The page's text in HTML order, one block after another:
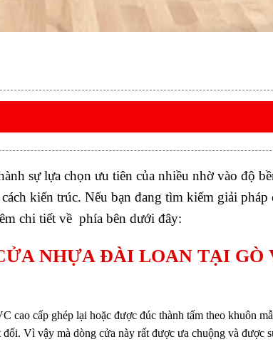
sự lựa chọn ưu tiên của nhiều nhờ vào độ
kiến trúc. Nếu bạn đang tìm kiếm giải
chi tiết về phía bên dưới đây:
NHỰA ĐÀI LOAN TẠI GÒ
cao cấp ghép lại hoặc được đúc thành tấm theo khuôn
Vì vậy mà dòng cửa này rất được ưa chuộng và được